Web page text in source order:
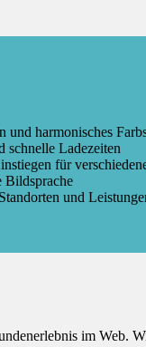
und harmonisches
schnelle Ladezeiten
für
Bildsprache
und
im Web.